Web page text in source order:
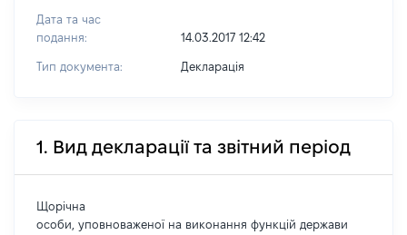
Дата та час
подання:
14.03.2017 12:42
Тип документа: Декларація
1. Вид декларації та звітний період
Щорічна
особи, уповноваженої на виконання функцій держави